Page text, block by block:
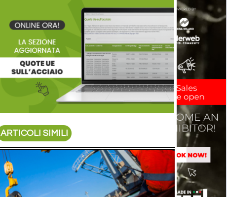
ARTICOLI SIMILI